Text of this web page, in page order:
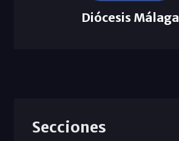
Diócesis Málaga
Secciones